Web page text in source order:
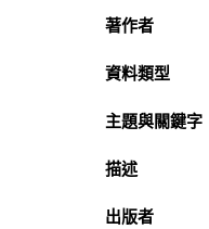
著作者
資料類型
主題與關鍵字
描述
出版者